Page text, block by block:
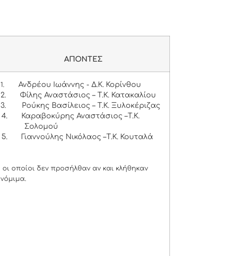
ΑΠΟΝΤΕΣ
1.
Ανδρέου Ιωάννης - Δ.Κ. Κορίνθου
2.
Φίλης Αναστάσιος – Τ.Κ. Κατακαλίου
3.
Ρούκης Βασίλειος – Τ.Κ. Ξυλοκέριζας
4.
Καραβοκύρης Αναστάσιος –Τ.Κ.
Σολομού
5.
Γιαννούλης Νικόλαος –Τ.Κ. Κουταλά
οι οποίοι δεν προσήλθαν αν και κλήθηκαν
νόμιμα.